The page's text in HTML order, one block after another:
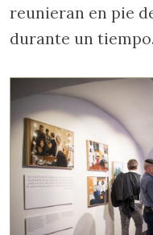
reunieran en pie
durante un tiempo.